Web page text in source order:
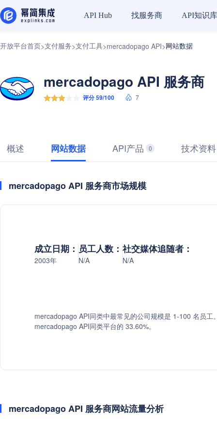
API Hub 找服务商 API知识库
开放平台首页>支付服务>支付工具>mercadopago API>网站数据
mercadopago API 服务商
评分 59/100 7
概述 网站数据 API产品 0 技术资料
mercadopago API 服务商市场规模
成立日期：
2003年
员工人数：
N/A
社交媒体追随者：
N/A
mercadopago API同类中最常见的公司规模是 1-100 名员
mercadopago API同类平台的 33.60%。
mercadopago API 服务商网站流量分析